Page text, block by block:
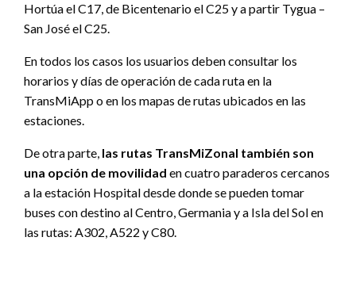
Hortúa el C17, de Bicentenario el C25 y a partir Tygua –
San José el C25.
En todos los casos los usuarios deben consultar los
horarios y días de operación de cada ruta en la
TransMiApp o en los mapas de rutas ubicados en las
estaciones.
De otra parte, las rutas TransMiZonal también son
una opción de movilidad en cuatro paraderos cercanos
a la estación Hospital desde donde se pueden tomar
buses con destino al Centro, Germania y a Isla del Sol en
las rutas: A302, A522 y C80.